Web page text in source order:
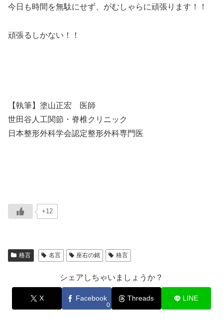
今日も時間を無駄にせず、がむしゃらに頑張ります！！
頑張るしかない！！
【執筆】塗山正宏 医師
世田谷人工関節・脊椎クリニック
日本整形外科学会認定整形外科専門医
+12
格言 名言 座右の銘 格言
シェアしちゃいましょうか？
X Facebook
0
Threads LINE